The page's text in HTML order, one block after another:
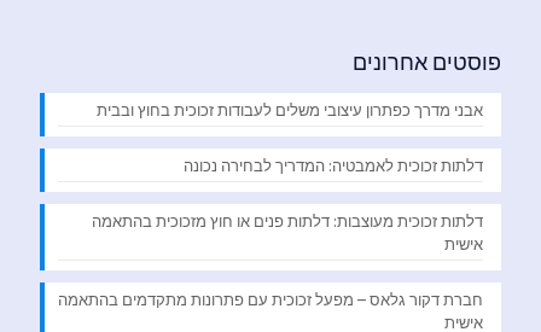
פוסטים אחרונים
אבני מדרך כפתרון עיצובי משלים לעבודות זכוכית בחוץ ובבית
דלתות זכוכית לאמבטיה: המדריך לבחירה נכונה
דלתות זכוכית מעוצבות: דלתות פנים או חוץ מזכוכית בהתאמה
אישית
חברת דקור גלאס – מפעל זכוכית עם פתרונות מתקדמים בהתאמה
אישית